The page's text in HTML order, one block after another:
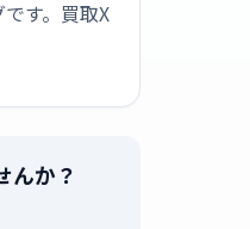
す。買取X
んか？